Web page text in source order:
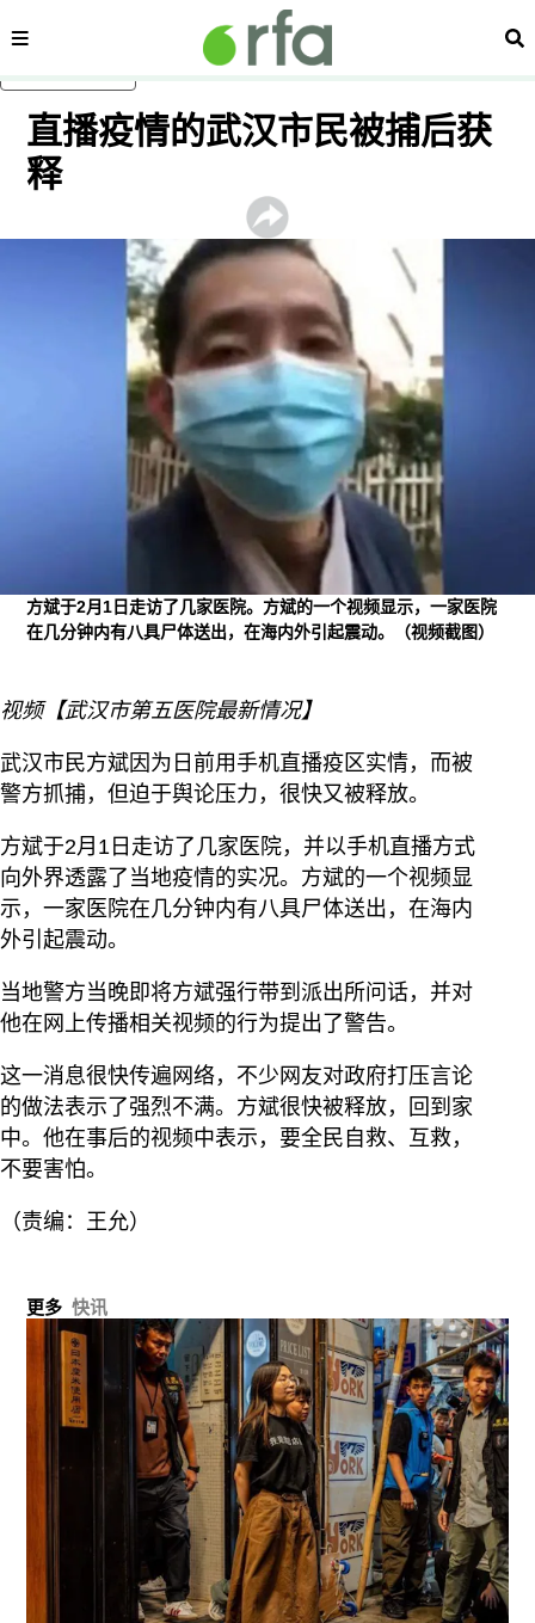
内容分类 搜
直播疫情的武汉市民被捕后获
释
方斌于2月1日走访了几家医院。方斌的一个视频显示，一家医院
在几分钟内有八具尸体送出，在海内外引起震动。（视频截图）
视频【武汉市第五医院最新情况】
武汉市民方斌因为日前用手机直播疫区实情，而被
警方抓捕，但迫于舆论压力，很快又被释放。
方斌于2月1日走访了几家医院，并以手机直播方式
向外界透露了当地疫情的实况。方斌的一个视频显
示，一家医院在几分钟内有八具尸体送出，在海内
外引起震动。
当地警方当晚即将方斌强行带到派出所问话，并对
他在网上传播相关视频的行为提出了警告。
这一消息很快传遍网络，不少网友对政府打压言论
的做法表示了强烈不满。方斌很快被释放，回到家
中。他在事后的视频中表示，要全民自救、互救，
不要害怕。
（责编：王允）
更多 快讯